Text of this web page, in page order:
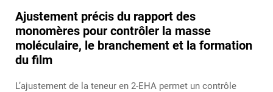
Ajustement précis du rapport des
monomères pour contrôler la masse
moléculaire, le branchement et la formation
du film
L’ajustement de la teneur en 2-EHA permet un contrôle